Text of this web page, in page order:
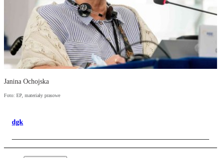
Janina Ochojska
Foto: EP, materiały prasowe
dgk